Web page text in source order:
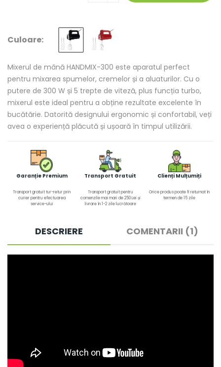
Culoare:
Mixerul de mână HANDMIX-300 este aparatul perfect
pentru mixarea spumelor, cremelor și a aluaturilor. Cu o
putere de 300 W și 5 trepte de viteză, plus funcția turbo,
mixerul este ideal pentru a obține rezultate excelente în
bucătărie. Datorită designului ergonomic și confortabil, veți
avea o experiență plăcută și ușoară în timpul utilizării.
Garanție Premium
Transport gratuit tur-retur prin
curier pentru efectuarea
service-ului
Transport Gratuit
Transport gratuit pentru
comenzile mai mari de 250 Lei și
livrare în 1-2 zile lucrătoare
Clienți Mulțumiți
Orice produs poate fi returnat în
termen de 15 zile
DESCRIERE COMENTARII (1)